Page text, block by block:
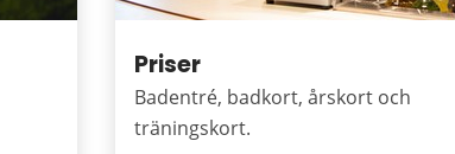
Priser
Badentré, badkort, årskort och
träningskort.